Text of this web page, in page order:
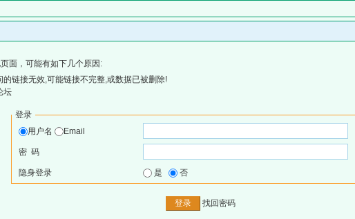
面，可能有如下几个原因:
链接无效,可能链接不完整,或数据已被删除!
坛
登录
用户名
Email
密 码
隐身登录 是 否
找回密码